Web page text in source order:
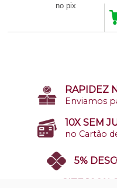
no pix
RAPIDEZ
Enviamos
10X SEM
no Cartão
5%